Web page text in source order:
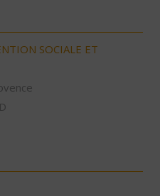
SOCIALE ET